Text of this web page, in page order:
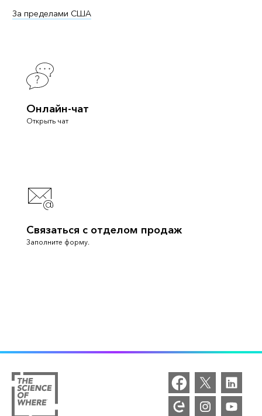
За пределами США
Онлайн-чат
Открыть чат
Связаться с отделом продаж
Заполните форму.